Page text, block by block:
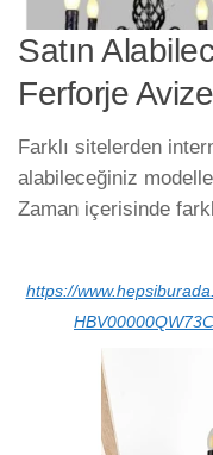
Satın
Ferforje
Farklı sitelerden
alabileceğiniz
Zaman içerisinde
https://